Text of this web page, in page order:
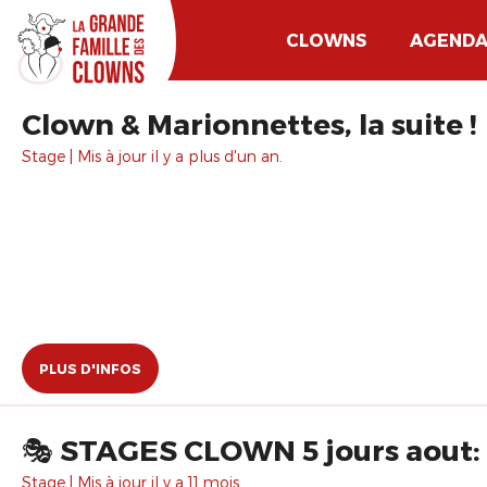
CLOWNS AGENDA
Clown & Marionnettes, la suite !
Stage | Mis à jour il y a plus d'un an.
PLUS D'INFOS
🎭 STAGES
Stage | Mis à jour il y a 11 mois.